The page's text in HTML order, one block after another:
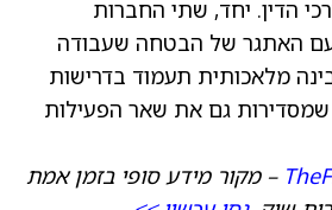
הדין. יחד, שתי החברות
עם האתגר של הבטחה שעבודה
מלאכותית תעמוד בדרישות
גם את שאר הפעילות
– מקור מידע סופי בזמן אמת